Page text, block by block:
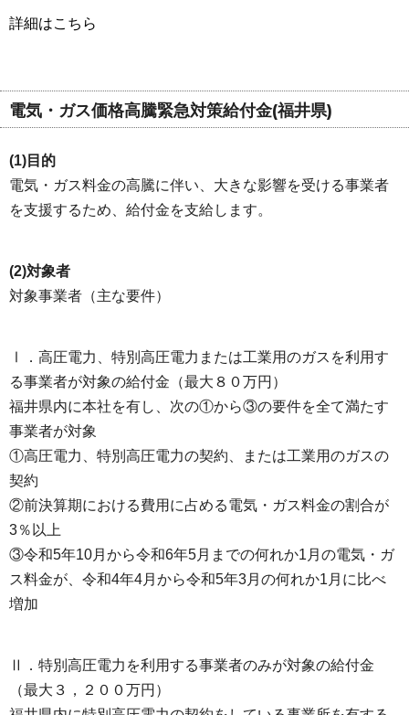
詳細はこちら
電気・ガス価格高騰緊急対策給付金(福井県)
(1)目的
電気・ガス料金の高騰に伴い、大きな影響を受ける事業者
を支援するため、給付金を支給します。
(2)対象者
対象事業者（主な要件）
Ⅰ．高圧電力、特別高圧電力または工業用のガスを利用す
る事業者が対象の給付金（最大８０万円）
福井県内に本社を有し、次の①から③の要件を全て満たす
事業者が対象
①高圧電力、特別高圧電力の契約、または工業用のガスの
契約
②前決算期における費用に占める電気・ガス料金の割合が
3％以上
③令和5年10月から令和6年5月までの何れか1月の電気・ガ
ス料金が、令和4年4月から令和5年3月の何れか1月に比べ
増加
Ⅱ．特別高圧電力を利用する事業者のみが対象の給付金
（最大３，２００万円）